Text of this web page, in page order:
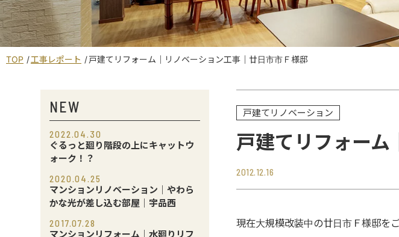
TOP 工事レポート 戸建てリフォーム｜リノベーション工事｜廿日市市Ｆ様邸
NEW
2022.04.30
ぐるっと廻り階段の上にキャットウ
ォーク！？
2020.04.25
マンションリノベーション｜やわら
かな光が差し込む部屋｜宇品西
2017.07.28
マンションリフォーム｜水廻りリフ
戸建てリノベーション
戸建てリフォーム
2012.12.16
現在大規模改装中の廿日市Ｆ様邸を